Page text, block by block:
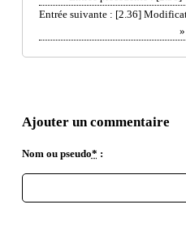
Entrée suivante : [2.36]
»
Ajouter un commentaire
Nom ou pseudo* :